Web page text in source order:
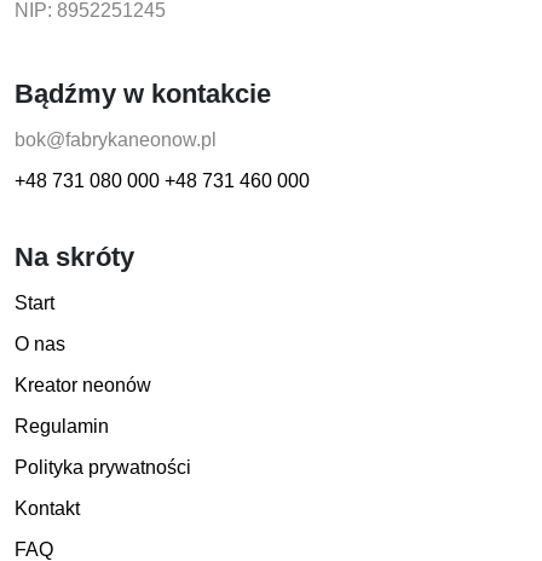
NIP: 8952251245
Bądźmy w kontakcie
bok@fabrykaneonow.pl
+48 731 080 000 +48 731 460 000
Na skróty
Start
O nas
Kreator neonów
Regulamin
Polityka prywatności
Kontakt
FAQ